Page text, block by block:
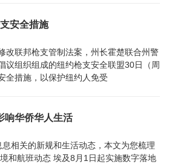
安全措施
改联邦枪支管制法案，州长霍楚联合州警
议组织组成的纽约枪支安全联盟30日（周
全措施，以保护纽约人免受
响华侨华人生活
相关的新规和生活动态，本文为您梳理
和航班动态 埃及8月1日起实施数字落地